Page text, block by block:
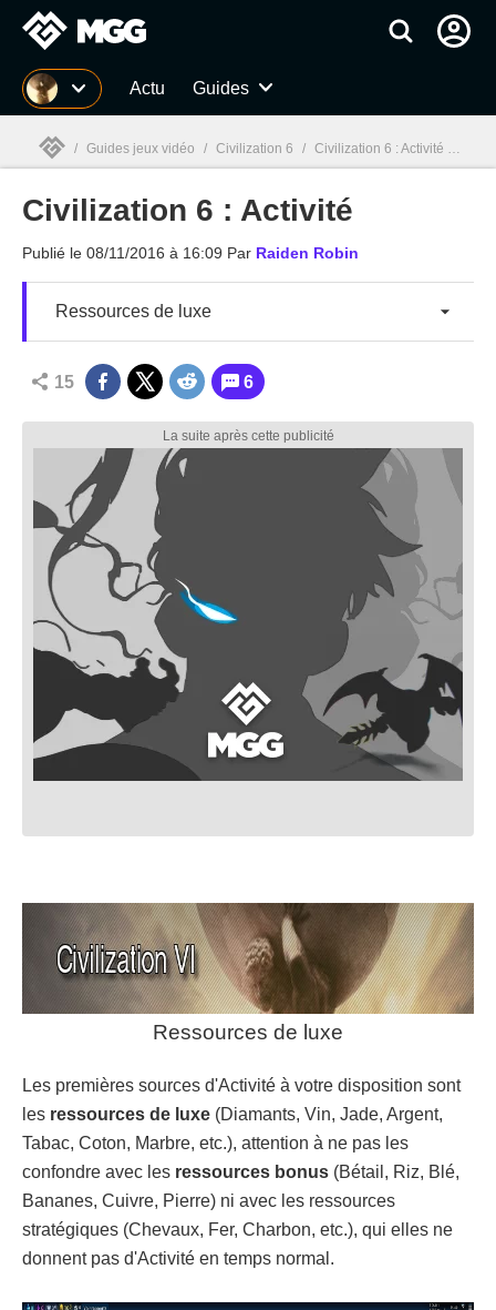
MGG Actu Guides
MGG
/ Guides jeux vidéo / Civilization 6 / Civilization 6 : Activité /
Civilization 6 : Activité
Publié le 08/11/2016 à 16:09 Par Raiden Robin
Ressources de luxe
15 6
Ressources de luxe
Les premières sources d'Activité à votre disposition sont
les ressources de luxe (Diamants, Vin, Jade, Argent,
Tabac, Coton, Marbre, etc.), attention à ne pas les
confondre avec les ressources bonus (Bétail, Riz, Blé,
Bananes, Cuivre, Pierre) ni avec les ressources
stratégiques (Chevaux, Fer, Charbon, etc.), qui elles ne
donnent pas d'Activité en temps normal.